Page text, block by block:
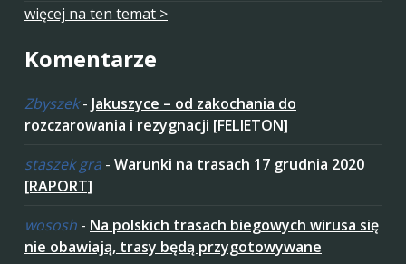
więcej na ten temat >
Komentarze
Zbyszek- Jakuszyce – od zakochania do
rozczarowania i rezygnacji [FELIETON]
staszek gra - Warunki na trasach 17 grudnia 2020
[RAPORT]
wososh - Na polskich trasach biegowych wirusa się
nie obawiają, trasy będą przygotowywane